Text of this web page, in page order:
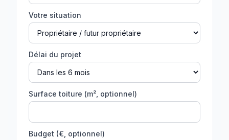
Votre situation
Délai du projet
Surface toiture (m², optionnel)
Budget (€, optionnel)